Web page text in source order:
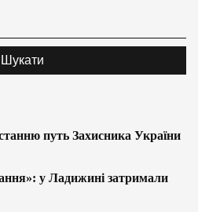
путь Захисника України
у Ладижині затримали